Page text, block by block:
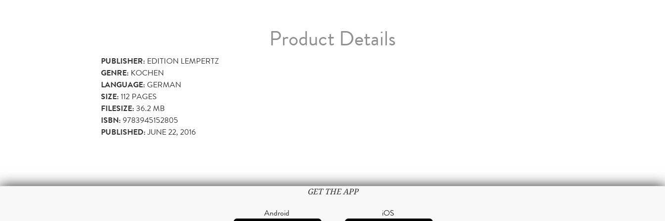
Product Details
PUBLISHER: EDITION LEMPERTZ
GENRE: KOCHEN
LANGUAGE:GERMAN
SIZE:112 PAGES
FILESIZE:36.2 MB
ISBN:9783945152805
PUBLISHED:JUNE 22, 2016
GET THE APP
Android iOS